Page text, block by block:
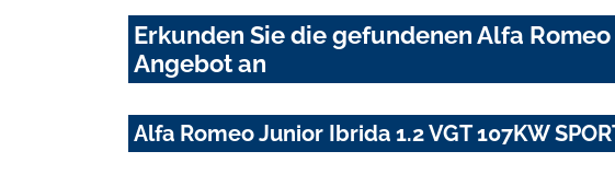
Erkunden Sie die gefundenen Alfa
Angebot an
Alfa Romeo Junior Ibrida 1.2 VGT 107KW